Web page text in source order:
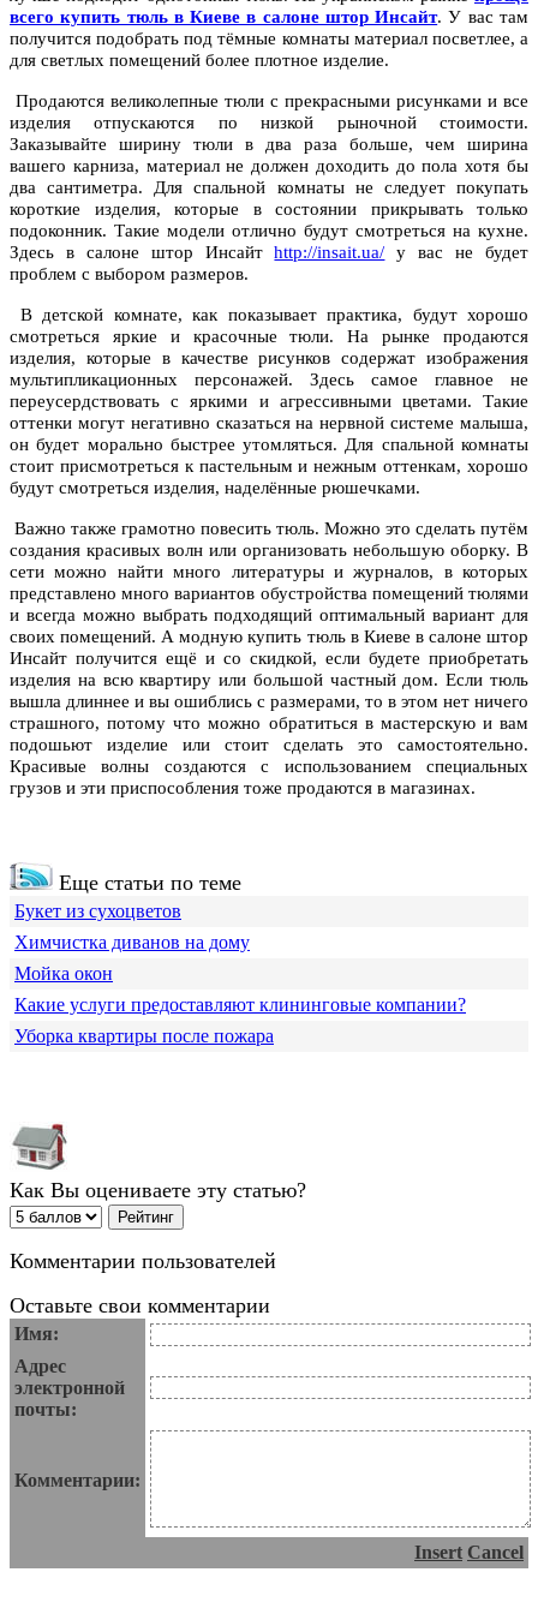
всего купить тюль в Киеве в салоне штор Инсайт. У вас там
получится подобрать под тёмные комнаты материал посветлее, а
для светлых помещений более плотное изделие.
Продаются великолепные тюли с прекрасными рисунками и все
изделия отпускаются по низкой рыночной стоимости.
Заказывайте ширину тюли в два раза больше, чем ширина
вашего карниза, материал не должен доходить до пола хотя бы
два сантиметра. Для спальной комнаты не следует покупать
короткие изделия, которые в состоянии прикрывать только
подоконник. Такие модели отлично будут смотреться на кухне.
Здесь в салоне штор Инсайтhttp://insait.ua/ у вас не будет
проблем с выбором размеров.
В детской комнате, как показывает практика, будут хорошо
смотреться яркие и красочные тюли. На рынке продаются
изделия, которые в качестве рисунков содержат изображения
мультипликационных персонажей. Здесь самое главное не
переусердствовать с яркими и агрессивными цветами. Такие
оттенки могут негативно сказаться на нервной системе малыша,
он будет морально быстрее утомляться. Для спальной комнаты
стоит присмотреться к пастельным и нежным оттенкам, хорошо
будут смотреться изделия, наделённые рюшечками.
Важно также грамотно повесить тюль. Можно это сделать путём
создания красивых волн или организовать небольшую оборку. В
сети можно найти много литературы и журналов, в которых
представлено много вариантов обустройства помещений тюлями
и всегда можно выбрать подходящий оптимальный вариант для
своих помещений. А модную купить тюль в Киеве в салоне штор
Инсайт получится ещё и со скидкой, если будете приобретать
изделия на всю квартиру или большой частный дом. Если тюль
вышла длиннее и вы ошиблись с размерами, то в этом нет ничего
страшного, потому что можно обратиться в мастерскую и вам
подошьют изделие или стоит сделать это самостоятельно.
Красивые волны создаются с использованием специальных
грузов и эти приспособления тоже продаются в магазинах.
Еще статьи по теме
Букет из сухоцветов
Химчистка диванов на дому
Мойка окон
Какие услуги предоставляют клининговые компании?
Уборка квартиры после пожара
Как Вы оцениваете эту статью?
Комментарии пользователей
Оставьте свои комментарии
Имя:
Адрес
электронной
почты:
Комментарии:
Insert Cancel